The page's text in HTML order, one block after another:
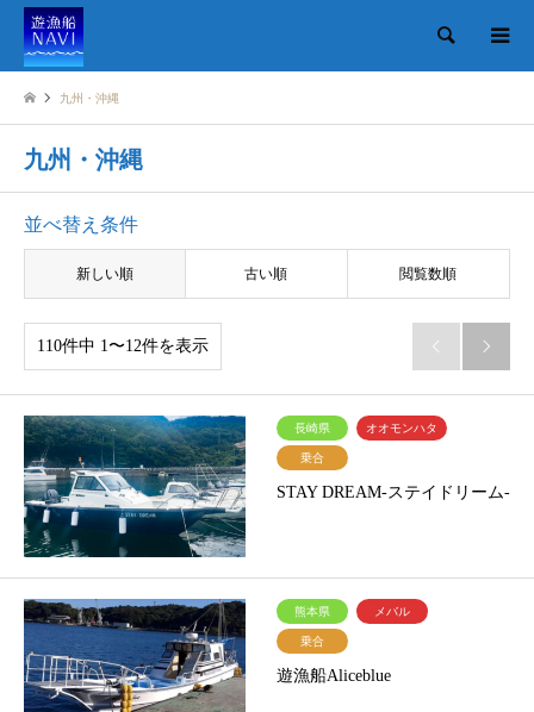
検索
九州・沖縄
九州・沖縄
並べ替え条件
新しい順 古い順 閲覧数順
110件中 1〜12件を表示  
長崎県 オオモンハタ
乗合
STAY DREAM-ステイドリーム-
熊本県 メバル
乗合
遊漁船Aliceblue